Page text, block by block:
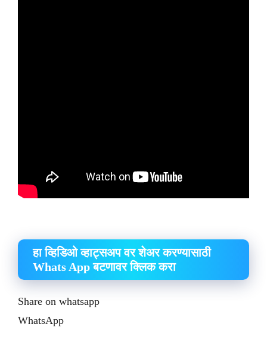
हा व्हिडिओ व्हाट्सअप वर शेअर करण्यासाठी
Whats App बटणावर क्लिक करा
Share on whatsapp
WhatsApp